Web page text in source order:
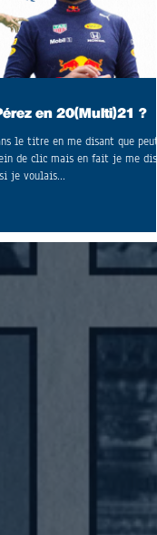
en 20(Multi)21 ?
le titre en me disant que peut-
de clic mais en fait je me dis
je voulais...